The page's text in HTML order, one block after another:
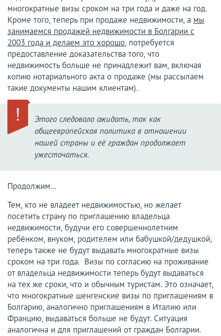
многократные визы сроком на три года и даже на год.
Кроме того, теперь при продаже недвижимости, а мы
занимаемся продажей недвижимости в Болгарии с
2003 года и делаем это хорошо, потребуется
предоставление доказательства того, что
недвижимость больше не принадлежит вам, включая
копию нотариального акта о продаже (мы рассылаем
такие документы нашим клиентам).
Этого следовало ожидать, так как
общеевропейская политика в отношении
нашей страны и её граждан продолжает
ужесточаться.
Продолжим...
Тем, кто не владеет недвижимостью, но желает
посетить страну по приглашению владельца
недвижимости, будучи его совершеннолетним
ребёнком, внуком, родителем или бабушкой/дедушкой,
теперь также не будут выдавать многократные визы
сроком на три года. Визы по согласию на проживание
от владельца недвижимости теперь будут выдаваться
на тех же сроки, что и обычным туристам. Это означает,
что многократные шенгенские визы по приглашениям в
Болгарию, аналогично приглашениям в Италию или
Францию, выдаваться больше не будут. Ситуация
аналогична и для приглашений от граждан Болгарии.